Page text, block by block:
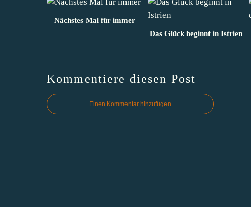
Nächstes Mal für immer
Das Glück beginnt in Istrien
Kommentiere diesen Post
Einen Kommentar hinzufügen